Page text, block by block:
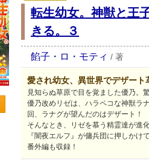
転生幼女。神獣と王
きる。３
餡子・ロ・モティ / 著
愛され幼女、異世界でデザート
見知らぬ草原で目を覚ました優乃。
優乃改めリゼは、ハラペコな神獣ラ
回、ラナグが望んだのはデザート！
そんなとき、リゼを慕う精霊達が進
『闇夜エルフ』が傭兵団に押しか
番外編も収録！